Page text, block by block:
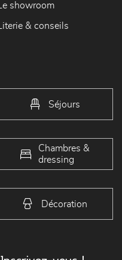
Le showroom
Literie & conseils
Séjours
Chambres &
dressing
Décoration